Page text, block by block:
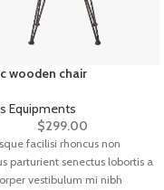
wooden chair
Equipments
$299.00
facilisi rhoncus non
parturient senectus lobortis a
vestibulum mi nibh